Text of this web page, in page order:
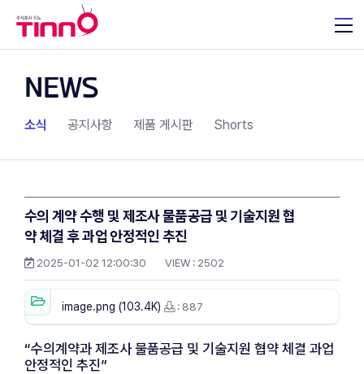
NEWS
소식 공지사항 제품 게시판 Shorts
수의 계약 수행 및 제조사 물품공급 및 기술지원 협
약 체결 후 과업 안정적인 추진
2025-01-02 12:00:30 VIEW : 2502
image.png (103.4K) : 887
“수의계약과 제조사 물품공급 및 기술지원 협약 체결 과업
안정적인 추진”